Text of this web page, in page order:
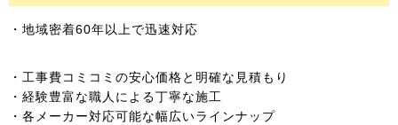
・地域密着60年以上で迅速対応
・工事費コミコミの安心価格と明確な見積もり
・経験豊富な職人による丁寧な施工
・各メーカー対応可能な幅広いラインナップ